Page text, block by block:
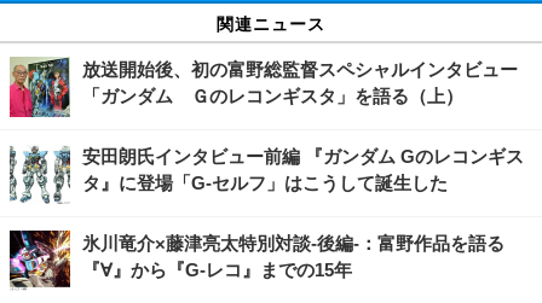
関連ニュース
放送開始後、初の富野総監督スペシャルインタビュー
「ガンダム Ｇのレコンギスタ」を語る（上）
安田朗氏インタビュー前編 『ガンダム Gのレコンギス
タ』に登場「G-セルフ」はこうして誕生した
氷川竜介×藤津亮太特別対談-後編-：富野作品を語る
『∀』から『G-レコ』までの15年